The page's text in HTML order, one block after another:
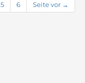
5 6 Seite vor →